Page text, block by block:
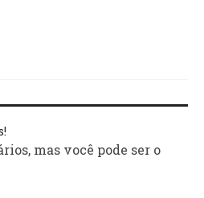
mas você pode ser o